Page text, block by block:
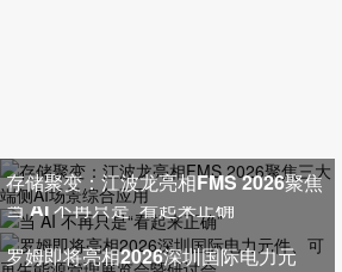
存储聚变：江波龙亮相FMS 2026聚焦
三大端侧AI场景综合应用
当 AI 不再只是“看起来正确”
罗姆即将亮相2026深圳国际电力元